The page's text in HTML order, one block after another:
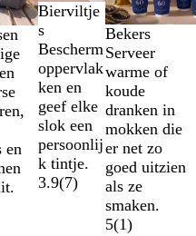
en
Bierviltje
s
Bescherm
oppervlak
ken en
geef elke
slok een
persoonlij
k tintje.
3.9(7)
Bekers
Serveer
warme of
koude
dranken in
mokken die
er net zo
goed uitzien
als ze
smaken.
5(1)